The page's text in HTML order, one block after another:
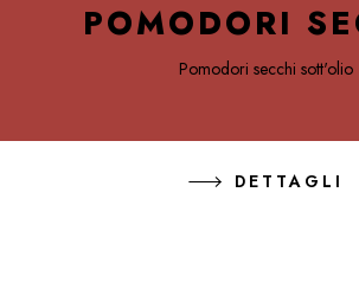
POMODORI
Pomodori secchi sott'olio
DETTAGLI